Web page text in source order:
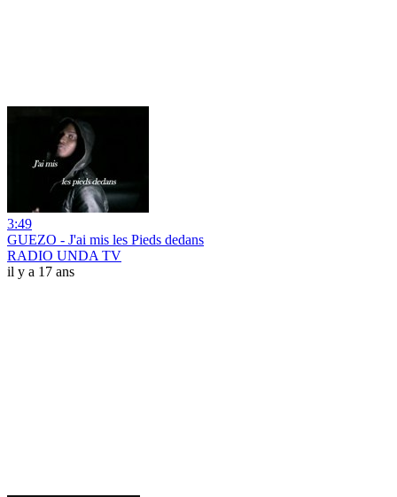
3:49
GUEZO - J'ai mis les Pieds dedans
RADIO UNDA TV
il y a 17 ans